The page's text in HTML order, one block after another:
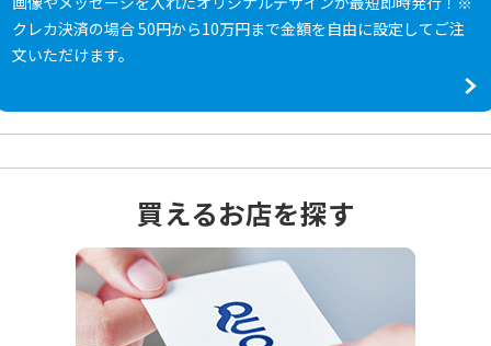
クレカ決済の場合 50円から10万円まで金額を自由に設定してご注
文いただけます。
買えるお店を探す